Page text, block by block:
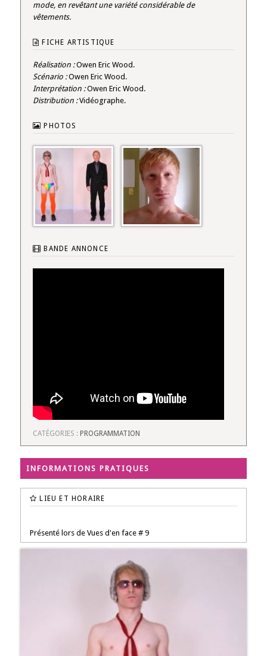
mode, en revêtant une variété considérable de
vêtements.
FICHE ARTISTIQUE
Réalisation :Owen Eric Wood.
Scénario :Owen Eric Wood.
Interprétation :Owen Eric Wood.
Distribution :Vidéographe.
PHOTOS
BANDE ANNONCE
CATÉGORIES : PROGRAMMATION
INFORMATIONS PRATIQUES
LIEU ET HORAIRE
Présenté lors de Vues d'en face # 9